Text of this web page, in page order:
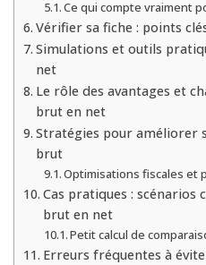
Ce qui compte vraiment
Vérifier sa fiche : points
Simulations et outils
net
Le rôle des avantages et
brut en net
Stratégies pour améliorer
brut
Optimisations fiscales et
Cas pratiques : scénarios
brut en net
Petit calcul de
Erreurs fréquentes à